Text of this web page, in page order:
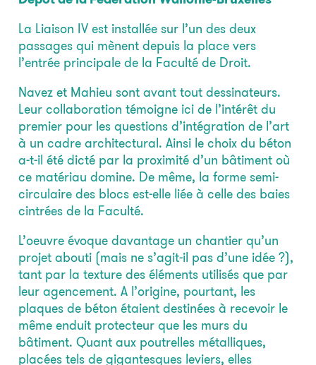
La Liaison IV est installée sur l’un des deux
passages qui mènent depuis la place vers
l’entrée principale de la Faculté de Droit.
Navez et Mahieu sont avant tout dessinateurs.
Leur collaboration témoigne ici de l’intérêt du
premier pour les questions d’intégration de l’art
à un cadre architectural. Ainsi le choix du béton
a-t-il été dicté par la proximité d’un bâtiment où
ce matériau domine. De même, la forme semi-
circulaire des blocs est-elle liée à celle des baies
cintrées de la Faculté.
L’oeuvre évoque davantage un chantier qu’un
projet abouti (mais ne s’agit-il pas d’une idée ?),
tant par la texture des éléments utilisés que par
leur agencement. A l’origine, pourtant, les
plaques de béton étaient destinées à recevoir le
même enduit protecteur que les murs du
bâtiment. Quant aux poutrelles métalliques,
placées tels de gigantesques leviers, elles